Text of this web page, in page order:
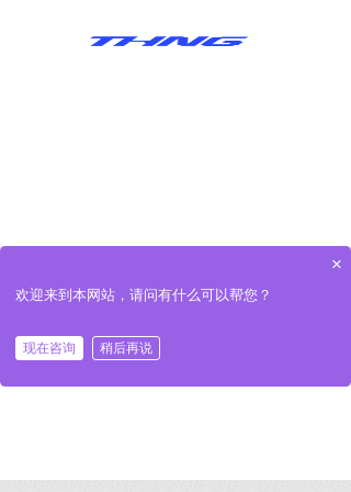
×
欢迎来到本网站，请问有什么可以帮您？
现在咨询 稍后再说